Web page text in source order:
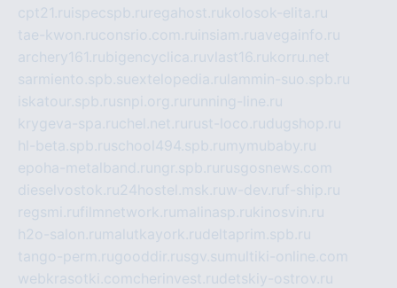
cpt21.ru ispecspb.ru regahost.rukolosok-elita.ru
tae-kwon.ruconsrio.com.ru insiam.ruavegainfo.ru
archery161.rubigencyclica.ruvlast16.rukorru.net
sarmiento.spb.suextelopedia.ru lammin-suo.spb.ru
iskatour.spb.rusnpi.org.ru running-line.ru
krygeva-spa.ruchel.net.ru rust-loco.rudugshop.ru
hl-beta.spb.ruschool494.spb.ru mymubaby.ru
epoha-metalband.ru ngr.spb.ru rusgosnews.com
dieselvostok.ru24hostel.msk.ruw-dev.ruf-ship.ru
regsmi.rufilmnetwork.ru malinasp.rukinosvin.ru
h2o-salon.ru malutkayork.rudeltaprim.spb.ru
tango-perm.rugooddir.rusgv.su multiki-online.com
webkrasotki.comcherinvest.rudetskiy-ostrov.ru